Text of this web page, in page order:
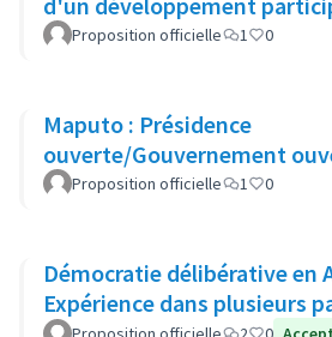
Proposition officielle 1 0
Maputo : Présidence
ouverte/Gouvernement
Proposition officielle 1 0
Démocratie délibérative en
Expérience dans plusieurs